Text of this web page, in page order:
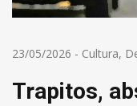
23/05/2026 - Cultura,
Trapitos,